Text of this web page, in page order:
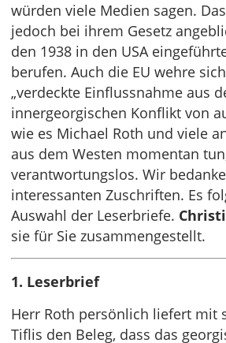
würden viele Medien sagen.
jedoch bei ihrem Gesetz
den 1938 in den USA
berufen. Auch die EU wehre
„verdeckte Einflussnahme aus
innergeorgischen Konflikt von
wie es Michael Roth und viele
aus dem Westen momentan
verantwortungslos. Wir
interessanten Zuschriften. Es
Auswahl der Leserbriefe.
sie für Sie zusammengestellt.
1. Leserbrief
Herr Roth persönlich liefert mit
Tiflis den Beleg, dass das